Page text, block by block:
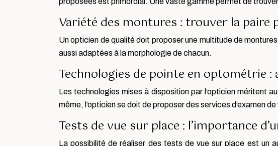
Variété des montures : trouver la paire
Un opticien de qualité doit proposer une multitude de
aussi adaptées à la morphologie de chacun.
Technologies de pointe en optométrie
Les technologies mises à disposition par l’opticien méritent
même, l’opticien se doit de proposer des services d’examen
Tests de vue sur place : l’importance
La possibilité de réaliser des tests de vue sur place est un